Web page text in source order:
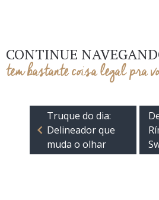
CONTINUE
tem bastante coisa legal pra
Truque do dia:
Delineador que
muda o olhar